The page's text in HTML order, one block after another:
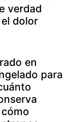
verdad
dolor
en
para